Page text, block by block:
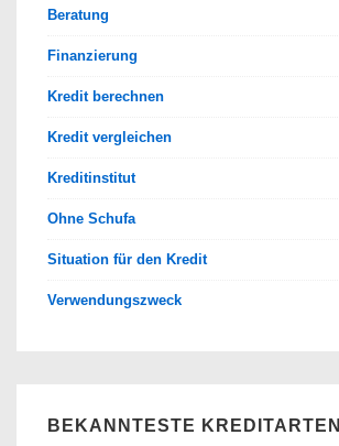
Beratung
Finanzierung
Kredit berechnen
Kredit vergleichen
Kreditinstitut
Ohne Schufa
Situation für den Kredit
Verwendungszweck
BEKANNTESTE KREDITARTEN